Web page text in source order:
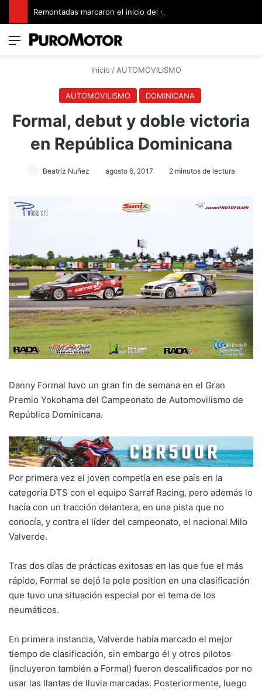
Menú
Inicio / AUTOMOVILISMO
AUTOMOVILISMO DOMINICANA
Formal, debut y doble victoria
en República Dominicana
Beatriz Nuñez agosto 6, 2017 2 minutos de lectura
Danny Formal tuvo un gran fin de semana en el Gran
Premio Yokohama del Campeonato de Automovilismo de
República Dominicana.
Por primera vez el joven competía en ese país en la
categoría DTS con el equipo Sarraf Racing, pero además lo
hacía con un tracción delantera, en una pista que no
conocía, y contra el líder del campeonato, el nacional Milo
Valverde.
Tras dos días de prácticas exitosas en las que fue el más
rápido, Formal se dejó la pole position en una clasificación
que tuvo una situación especial por el tema de los
neumáticos.
En primera instancia, Valverde había marcado el mejor
tiempo de clasificación, sin embargo él y otros pilotos
(incluyeron también a Formal) fueron descalificados por no
usar las llantas de lluvia marcadas. Posteriormente, luego